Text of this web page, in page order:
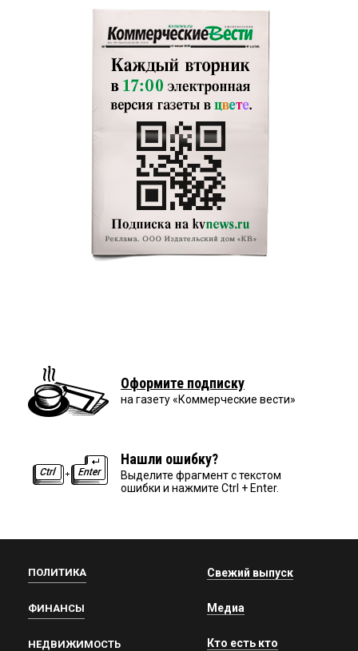
Оформите подписку
на газету «Коммерческие вести»
Нашли ошибку?
Выделите фрагмент с текстом
ошибки и нажмите Ctrl + Enter.
ПОЛИТИКА
ФИНАНСЫ
НЕДВИЖИМОСТЬ
Свежий выпуск
Медиа
Кто есть кто